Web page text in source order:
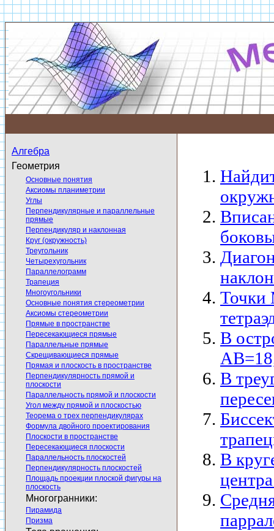
Алгебра
Геометрия
Основные понятия
Аксиомы планиметрии
Углы
Перпендикулярные и параллельные
прямые
Перпендикуляр и наклонная
Круг (окружность)
Треугольник
Четырехугольник
Параллелограмм
Трапеция
Многоугольники
Основные понятия стереометрии
Аксиомы стереометрии
Прямые в пространстве
Пересекающиеся прямые
Параллельные прямые
Скрещивающиеся прямые
Прямая и плоскость в пространстве
Перпендикулярность прямой и
плоскости
Параллельность прямой и плоскости
Угол между прямой и плоскостью
Теорема о трех перпендикулярах
Формула двойного проектирования
Плоскости в пространстве
Пересекающиеся плоскости
Параллельность плоскостей
Перпендикулярность плоскостей
Площадь проекции плоской фигуры на
плоскость
Многогранники:
Пирамида
Призма
Точки
В
В
В